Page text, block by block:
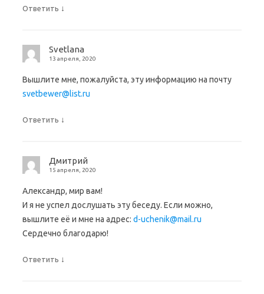
Ответить ↓
Svetlana
13 апреля, 2020
Вышлите мне, пожалуйста, эту информацию на почту
svetbewer@list.ru
Ответить ↓
Дмитрий
15 апреля, 2020
Александр, мир вам!
И я не успел дослушать эту беседу. Если можно,
вышлите её и мне на адрес: d-uchenik@mail.ru
Сердечно благодарю!
Ответить ↓